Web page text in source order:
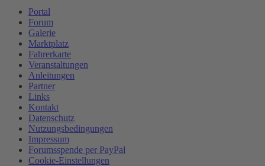
Portal
Forum
Galerie
Marktplatz
Fahrerkarte
Veranstaltungen
Anleitungen
Partner
Links
Kontakt
Datenschutz
Nutzungsbedingungen
Impressum
Forumsspende per PayPal
Cookie-Einstellungen